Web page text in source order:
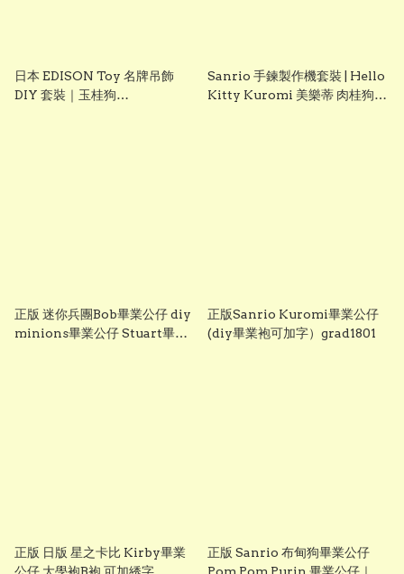
日本 EDISON Toy 名牌吊飾
DIY 套裝｜玉桂狗
Sanrio 手鍊製作機套裝 | Hello
Kitty Kuromi 美樂蒂 肉桂狗
正版 迷你兵團Bob畢業公仔 diy
minions畢業公仔 Stuart畢業
正版Sanrio Kuromi畢業公仔
(diy畢業袍可加字）grad1801
正版 日版 星之卡比 Kirby畢業
正版 Sanrio 布甸狗畢業公仔